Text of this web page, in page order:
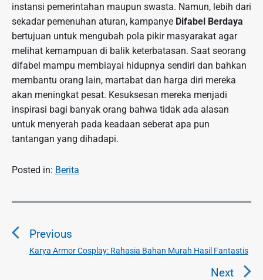
instansi pemerintahan maupun swasta. Namun, lebih dari
sekadar pemenuhan aturan, kampanye Difabel Berdaya
bertujuan untuk mengubah pola pikir masyarakat agar
melihat kemampuan di balik keterbatasan. Saat seorang
difabel mampu membiayai hidupnya sendiri dan bahkan
membantu orang lain, martabat dan harga diri mereka
akan meningkat pesat. Kesuksesan mereka menjadi
inspirasi bagi banyak orang bahwa tidak ada alasan
untuk menyerah pada keadaan seberat apa pun
tantangan yang dihadapi.
Posted in: Berita
N
v
Previous
P
Karya Armor Cosplay: Rahasia Bahan Murah Hasil Fantastis
Next